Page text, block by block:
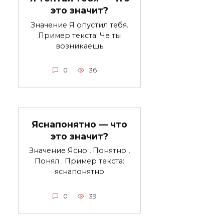
это значит?
Значение Я опустил тебя.
Пример текста: Че ты
возникаешь
0 36
Яснапонятно — что
это значит?
Значение Ясно , Понятно ,
Понял . Пример текста:
яснапонятно
0 39